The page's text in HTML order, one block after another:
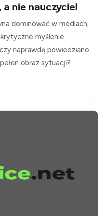
nie nauczyciel
dominować w mediach,
myślenie.
naprawdę powiedziano
obraz sytuacji?